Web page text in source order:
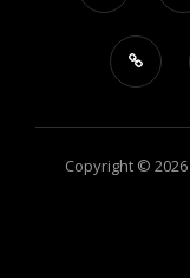
Copyright © 2026